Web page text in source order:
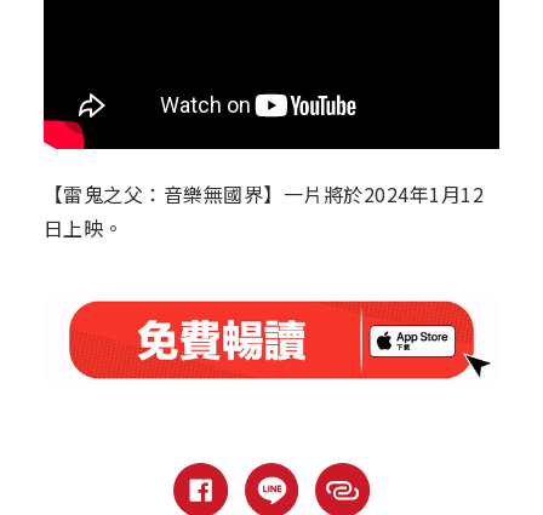
【雷鬼之父：音樂無國界】一片將於2024年1月12
日上映。